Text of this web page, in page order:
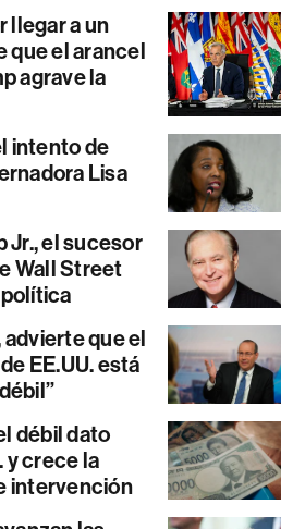
llegar a un
que el arancel
agrave la
intento de
Lisa
Jr., el sucesor
Wall Street
advierte que el
EE.UU. está
débil dato
y crece la
intervención